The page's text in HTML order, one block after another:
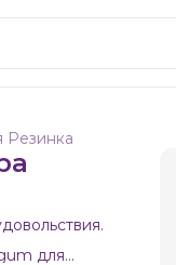
Резинка
для